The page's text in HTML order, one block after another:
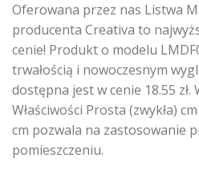
Oferowana przez nas Listwa
producenta Creativa to
cenie! Produkt o modelu
trwałością i nowoczesnym
dostępna jest w cenie 18.55 zł.
Właściwości Prosta (zwykła)
cm pozwala na zastosowanie
pomieszczeniu.